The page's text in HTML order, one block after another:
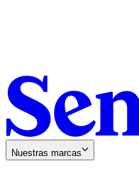
Nuestras marcas